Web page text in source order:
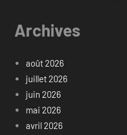
Archives
août 2026
juillet 2026
juin 2026
mai 2026
avril 2026